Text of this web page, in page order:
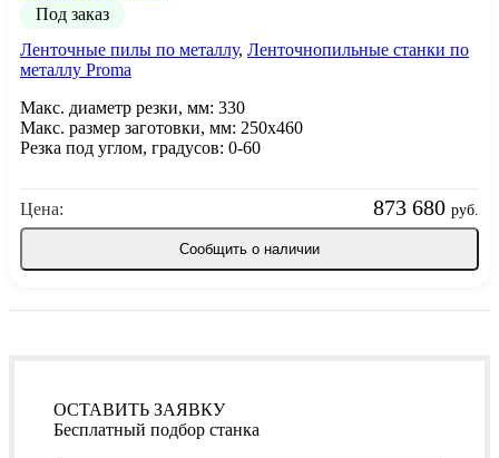
Под заказ
Ленточные пилы по металлу, Ленточнопильные станки по
металлу Proma
Цена: 873 680 руб.
Макс. диаметр резки, мм: 330
Макс. размер заготовки, мм: 250х460
Резка под углом, градусов: 0-60
Сообщить о наличии
ОСТАВИТЬ ЗАЯВКУ
Бесплатный подбор станка